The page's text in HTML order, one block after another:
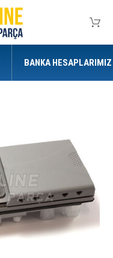
BANKA HESAPLARIMIZ